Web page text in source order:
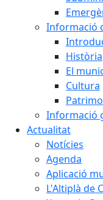
Informació
Història
El
Cultura
Informació
Actualitat
Notícies
Agenda
Aplicació
L'Altiplà de